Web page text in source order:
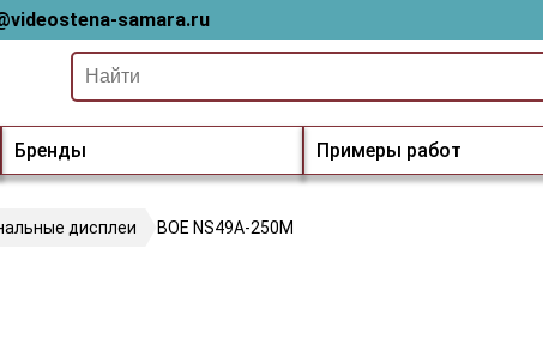
samara.ru
Бренды Примеры работ
дисплеи BOE NS49A-250M